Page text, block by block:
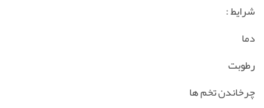
شرایط :
دما
رطوبت
چرخاندن تخم ها